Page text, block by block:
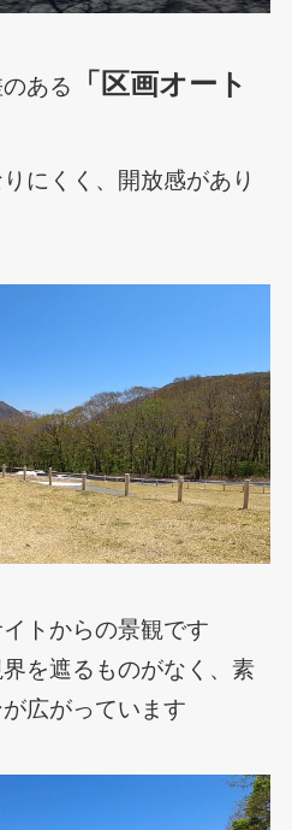
ある
「区画オート
にくく、開放感があり
トからの景観です
を遮るものがなく、素
広がっています